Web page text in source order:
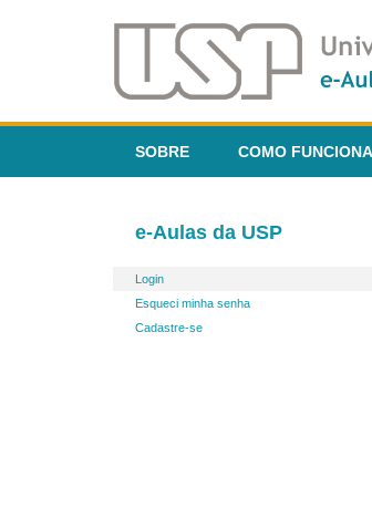
SOBRE COMO FUNCIONA
e-Aulas da USP
Login
Esqueci minha senha
Cadastre-se